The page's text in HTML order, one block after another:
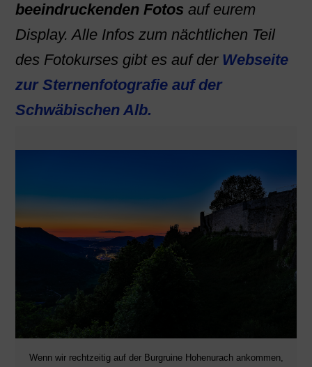
beeindruckenden Fotos auf eurem
Display. Alle Infos zum nächtlichen Teil
des Fotokurses gibt es auf der Webseite
zur Sternenfotografie auf der
Schwäbischen Alb.
Wenn wir rechtzeitig auf der Burgruine Hohenurach ankommen,